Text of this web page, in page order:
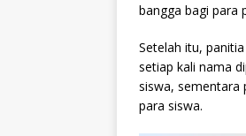
bangga bagi para
Setelah itu,
setiap kali nama
siswa, sementara
para siswa.